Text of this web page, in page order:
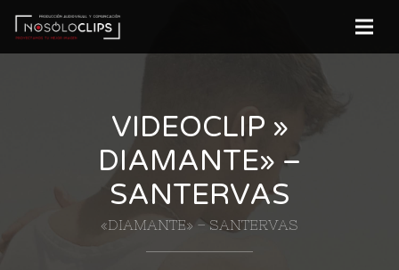
VIDEOCLIP »
DIAMANTE» –
SANTERVAS
«DIAMANTE» – SANTERVAS